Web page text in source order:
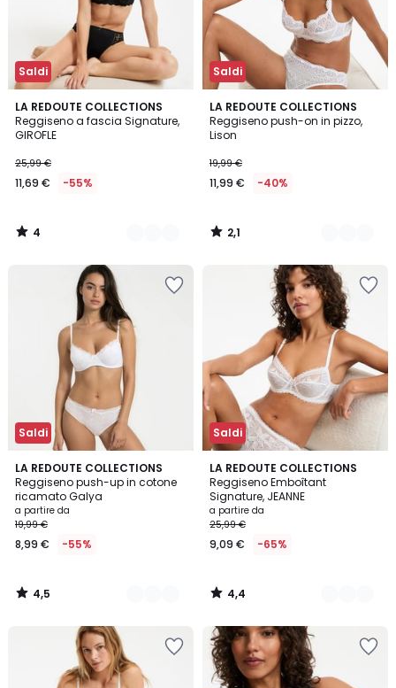
Saldi
LA REDOUTE COLLECTIONS
Reggiseno a fascia Signature,
GIROFLE
25,99 €
11,69 € -55%
4
/
5
2
Colori
4
/
Saldi
LA REDOUTE COLLECTIONS
Reggiseno push-on in pizzo,
Lison
19,99 €
11,99 € -40%
2,1
/
5
3
Colori
2,1
/
Saldi
LA REDOUTE COLLECTIONS
Reggiseno push-up in cotone
ricamato Galya
a partire da
19,99 €
8,99 € -55%
4,5
/ 5
4
Colori
4,5
/
Saldi
LA REDOUTE COLLECTIONS
Reggiseno Emboîtant
Signature, JEANNE
a partire da
25,99 €
9,09 € -65%
4,4
/ 5
5
Colori
4,4
/